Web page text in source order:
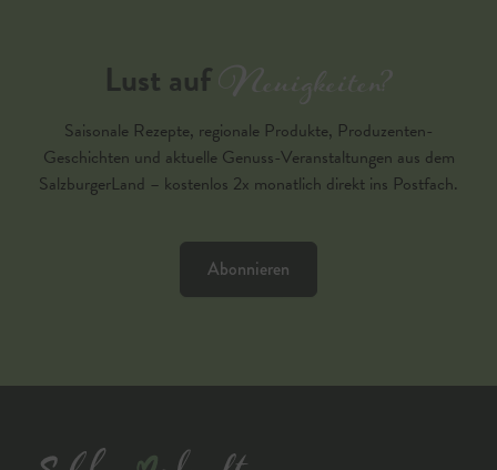
Lust aufNeuigkeiten?
Saisonale Rezepte, regionale Produkte, Produzenten-
Geschichten und aktuelle Genuss-Veranstaltungen aus dem
SalzburgerLand – kostenlos 2x monatlich direkt ins Postfach.
Abonnieren